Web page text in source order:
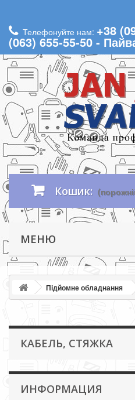
Телефонуйте нам: +38
(063) 655-55-50 -
Кошик:
МЕНЮ
Підйомне обладнання
КАБЕЛЬ, СТЯЖКА
ИНФОРМАЦИЯ